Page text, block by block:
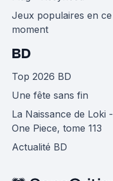
Jeux populaires en ce
moment
BD
Top 2026 BD
Une fête sans fin
La Naissance de Loki -
One Piece, tome 113
Actualité BD